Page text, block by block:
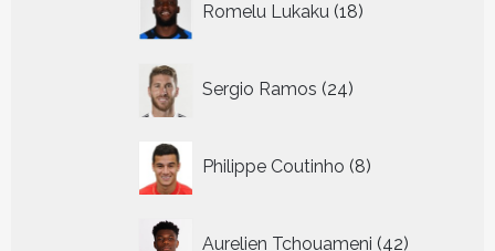
Romelu Lukaku 18
producten
Sergio Ramos 24
producten
Philippe Coutinho 8
producten
Aurelien Tchouameni 42